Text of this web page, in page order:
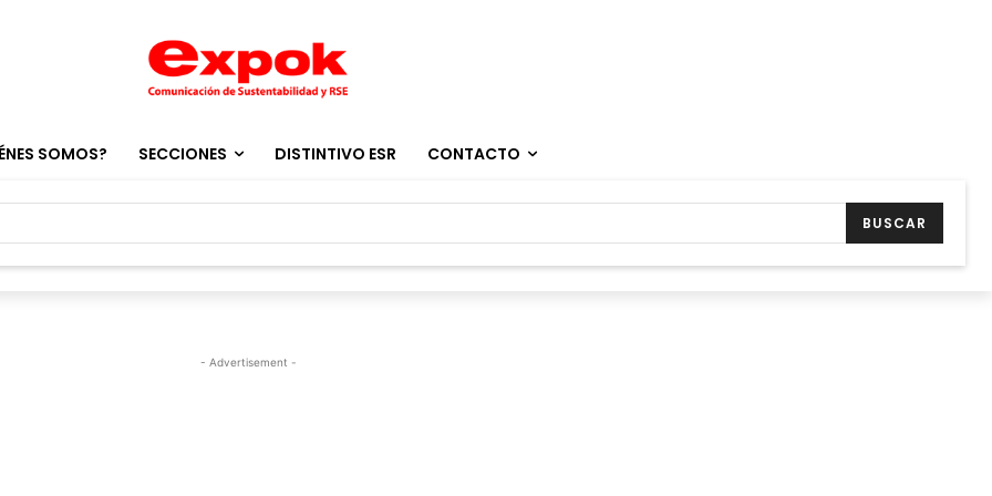
SOMOS? SECCIONES DISTINTIVO ESR CONTACTO
BUSCAR
- Advertisement -